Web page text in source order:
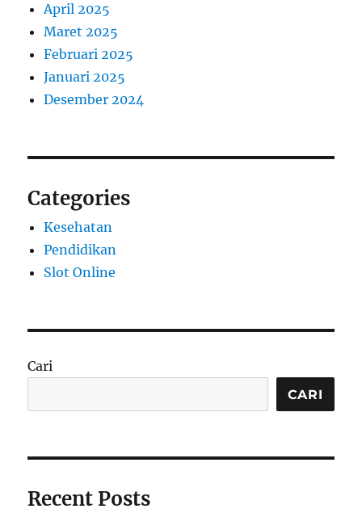
April 2025
Maret 2025
Februari 2025
Januari 2025
Desember 2024
Categories
Kesehatan
Pendidikan
Slot Online
Cari
CARI
Recent Posts